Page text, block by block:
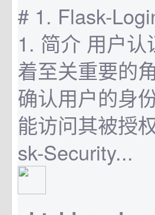
# 1. Flask-
1. 简介 用户
着至关重要的
确认用户的身
能访问其被授
sk-Security...